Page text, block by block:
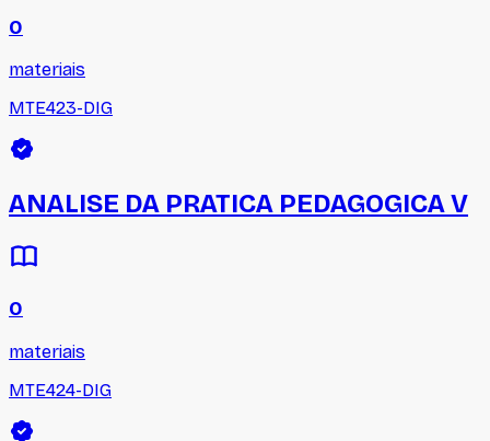
0
materiais
MTE423-DIG
ANALISE DA PRATICA PEDAGOGICA V
0
materiais
MTE424-DIG